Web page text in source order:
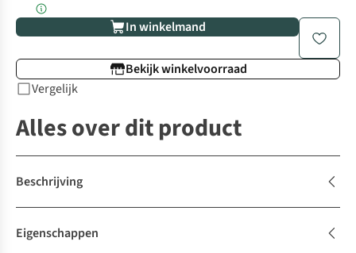
In winkelmand
Bekijk winkelvoorraad
Vergelijk
Alles over dit product
Beschrijving
Eigenschappen